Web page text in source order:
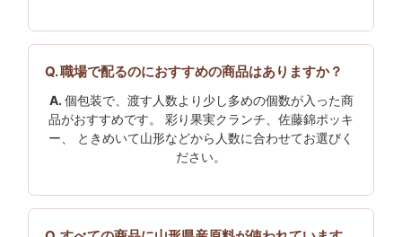
職場で配るのにおすすめの商品はありますか？
個包装で、渡す人数より少し多めの個数が入った商
品がおすすめです。 彩り果実クランチ、佐藤錦ポッキ
ー、 ときめいて山形などから人数に合わせてお選びく
ださい。